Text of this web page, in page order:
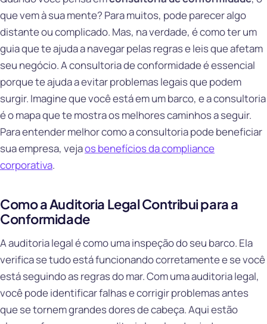
que vem à sua mente? Para muitos, pode parecer algo
distante ou complicado. Mas, na verdade, é como ter um
guia que te ajuda a navegar pelas regras e leis que afetam
seu negócio. A consultoria de conformidade é essencial
porque te ajuda a evitar problemas legais que podem
surgir. Imagine que você está em um barco, e a consultoria
é o mapa que te mostra os melhores caminhos a seguir.
Para entender melhor como a consultoria pode beneficiar
sua empresa, vejaos benefícios da compliance
corporativa.
Como a Auditoria Legal Contribui para a
Conformidade
A auditoria legal é como uma inspeção do seu barco. Ela
verifica se tudo está funcionando corretamente e se você
está seguindo as regras do mar. Com uma auditoria legal,
você pode identificar falhas e corrigir problemas antes
que se tornem grandes dores de cabeça. Aqui estão